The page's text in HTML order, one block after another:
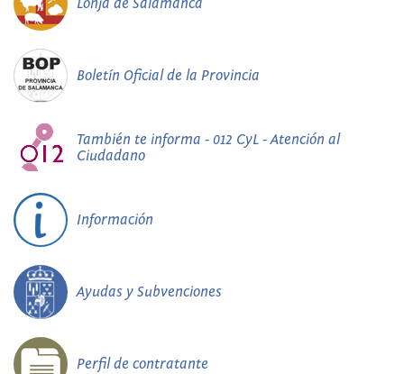
Boletín Oficial de la Provincia
También te informa - 012 CyL - Atención al
Ciudadano
Información
Ayudas y Subvenciones
Perfil de contratante